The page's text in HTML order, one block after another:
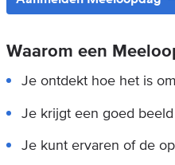
Waarom een
Je ontdekt hoe het is
Je krijgt een goed
Je kunt ervaren of de